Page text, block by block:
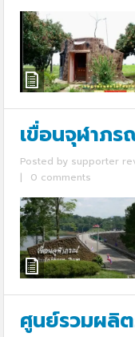
เขื่อนจุฬาภ
Posted by supporter
|
0 comments
ศูนย์รวมผลิ